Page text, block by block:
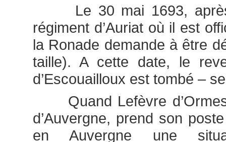
Le 30 mai 1693, après
régiment d’Auriat où il est
la Ronade demande à être
taille). A cette date, le
d’Escouailloux est tombé –
Quand Lefèvre
d’Auvergne, prend son
en Auvergne une